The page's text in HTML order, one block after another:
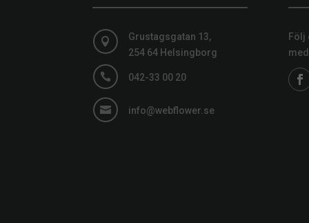

Grustagsgatan 13,
254 64 Helsingborg
 042-33 00 20
 info@webflower.se
Följ